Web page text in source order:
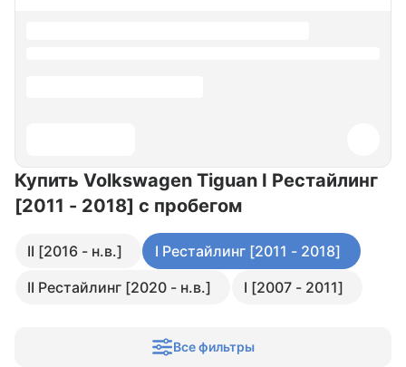
Купить Volkswagen Tiguan I Рестайлинг
[2011 - 2018] с пробегом
II [2016 - н.в.]
I Рестайлинг [2011 - 2018]
II Рестайлинг [2020 - н.в.]
I [2007 - 2011]
Все фильтры